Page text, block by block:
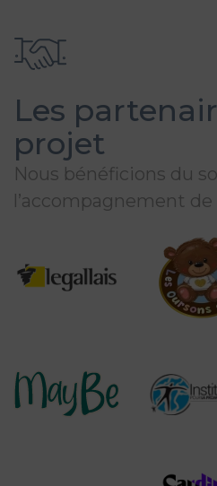
Les
projet
Nous bénéficions du
l’accompagnement